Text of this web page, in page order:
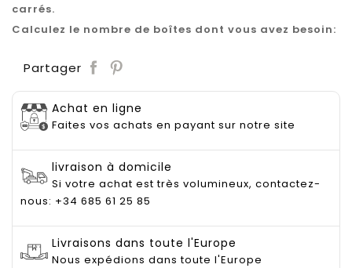
carrés.
Calculez le nombre de boîtes dont vous avez besoin:
Partager
Achat en ligne
Faites vos achats en payant sur notre site
livraison à domicile
Si votre achat est très volumineux, contactez-
nous: +34 685 61 25 85
Livraisons dans toute l'Europe
Nous expédions dans toute l'Europe